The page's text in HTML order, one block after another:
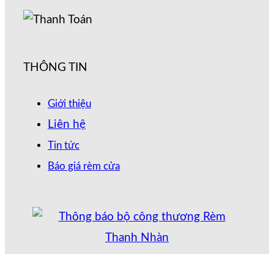
THÔNG TIN
Giới thiệu
Liên hệ
Tin tức
Báo giá rèm cửa